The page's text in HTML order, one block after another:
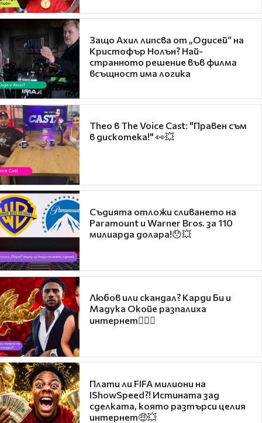
Защо Ахил липсва от „Одисей“ на
Кристофър Нолън? Най-
странното решение във филма
всъщност има логика
Theo в The Voice Cast: "Правен съм
в дискотека!" 👀💥
Съдията отложи сливането на
Paramount и Warner Bros. за 110
милиарда долара!😯💥
Любов или скандал? Карди Би и
Мадука Окойе разпалиха
интернет❤️‍🔥🔥
Плати ли FIFA милиони на
IShowSpeed?! Истината зад
сделката, която разтърси целия
интернет🤑💥